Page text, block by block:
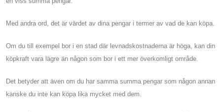
Med andra ord, det är värdet av dina pengar i termer av vad de kan köpa.
Om du till exempel bor i en stad där levnadskostnaderna är höga, kan din
köpkraft vara lägre än någon som bor i ett mer överkomligt område.
Det betyder att även om du har samma summa pengar som någon annan
kanske du inte kan köpa lika mycket med dem.